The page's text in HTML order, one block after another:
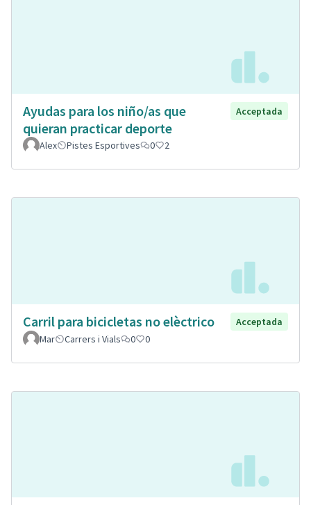
Ayudas para los niño/as que
quieran practicar deporte
Acceptada
Alex Pistes Esportives 0 2
Carril para bicicletas no elèctrico
Acceptada
Mar
Carrers i Vials 0 0